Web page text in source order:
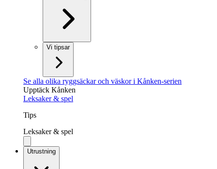
Vi tipsar
Se alla olika ryggsäckar och väskor i Kånken-serien
Upptäck Kånken
Leksaker & spel
Tips
Leksaker & spel
Utrustning